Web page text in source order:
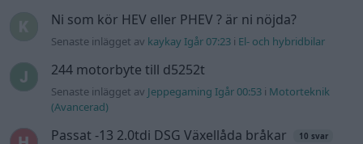
Ni som kör HEV eller PHEV ? är ni nöjda?
Senaste inlägget av kaykay Igår 07:23 i El- och hybridbilar
244 motorbyte till d5252t
Senaste inlägget av Jeppegaming Igår 00:53 i Motorteknik
(Avancerad)
Passat -13 2.0tdi DSG Växellåda bråkar 10 svar